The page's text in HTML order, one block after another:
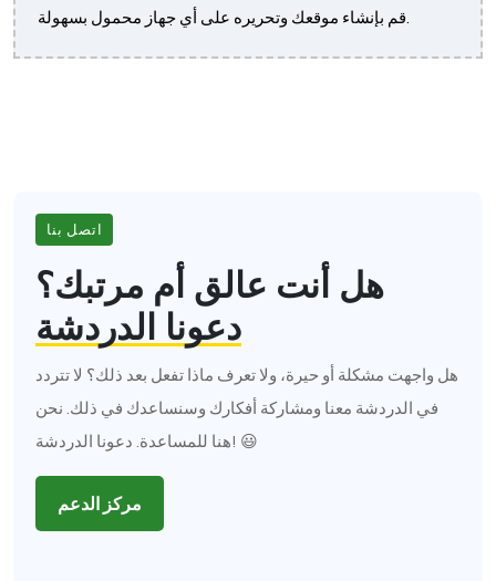
قم بإنشاء موقعك وتحريره على أي جهاز محمول بسهولة.
اتصل بنا
هل أنت عالق أم مرتبك؟
دعونا الدردشة
هل واجهت مشكلة أو حيرة، ولا تعرف ماذا تفعل بعد ذلك؟ لا تتردد
في الدردشة معنا ومشاركة أفكارك وسنساعدك في ذلك. نحن
هنا للمساعدة. دعونا الدردشة! 😃
مركز الدعم